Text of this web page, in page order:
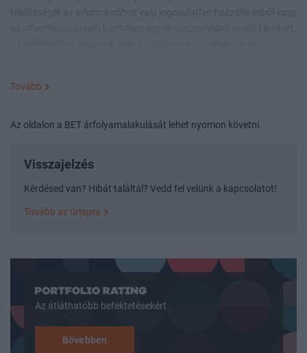
Tovább
Az oldalon a BET árfolyamalakulását lehet nyomon követni.
Visszajelzés
Kérdésed van? Hibát találtál? Vedd fel velünk a kapcsolatot!
Tovább az űrlapra
Az átláthatóbb befektetésekért
Bővebben